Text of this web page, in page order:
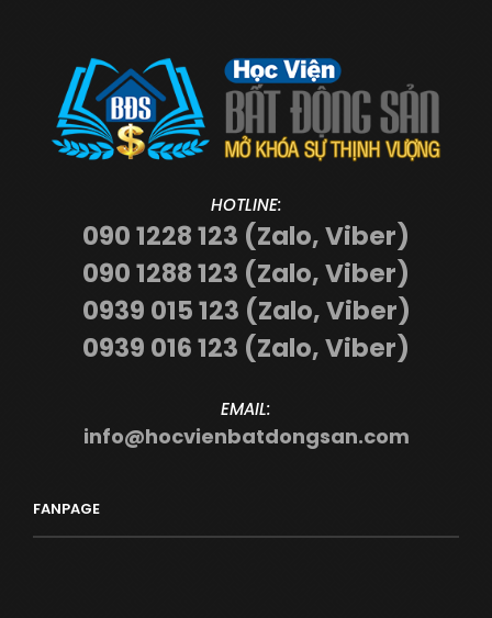
HOTLINE:
090 1228 123 (Zalo, Viber)
090 1288 123 (Zalo, Viber)
0939 015 123 (Zalo, Viber)
0939 016 123 (Zalo, Viber)
EMAIL:
info@hocvienbatdongsan.com
FANPAGE